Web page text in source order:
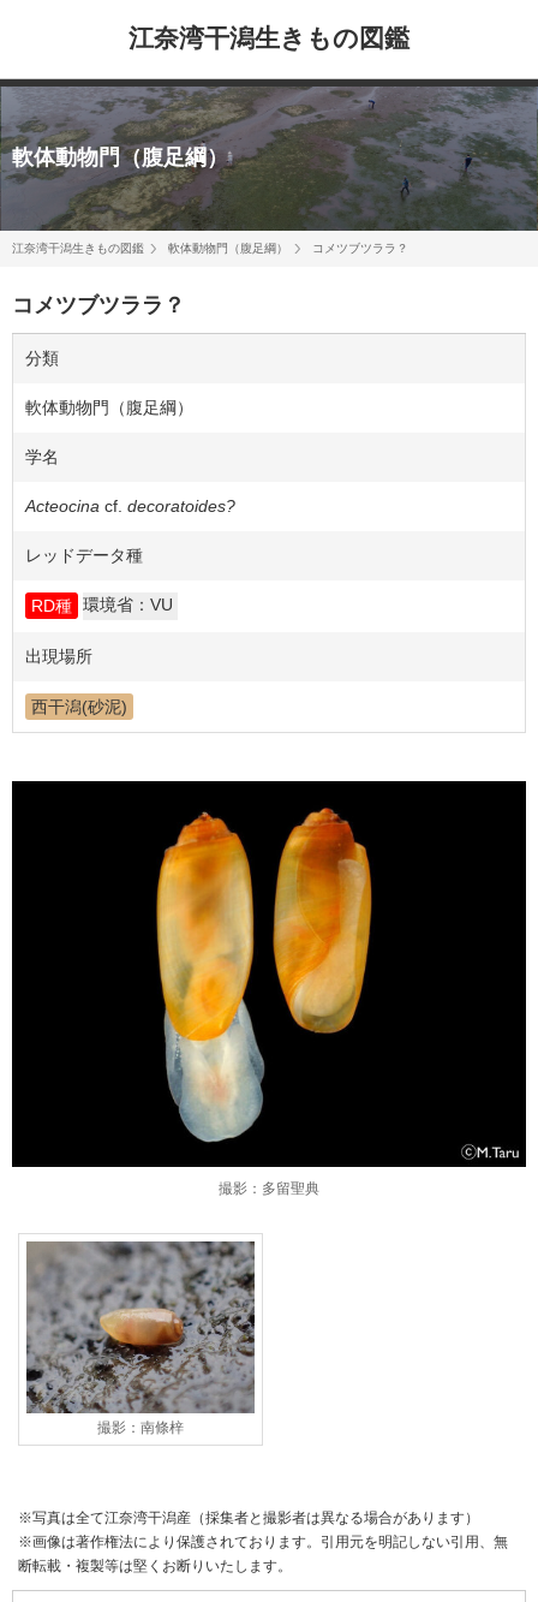
江奈湾干潟生きもの図鑑
軟体動物門（腹足綱）
江奈湾干潟生きもの図鑑 軟体動物門（腹足綱） コメツブツララ？
コメツブツララ？
分類
軟体動物門（腹足綱）
学名
Acteocina cf. decoratoides?
レッドデータ種
RD種 環境省：VU
出現場所
西干潟(砂泥)
撮影：多留聖典
撮影：南條梓
※写真は全て江奈湾干潟産（採集者と撮影者は異なる場合があります）
※画像は著作権法により保護されております。引用元を明記しない引用、無
断転載・複製等は堅くお断りいたします。